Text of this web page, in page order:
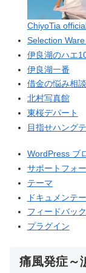
ChiyoTia
Selection
伊良湖のハエ
伊良湖一番
借金の悩み相
北村写真館
東桜デパート
目指せハングテ
WordPress ブ
サポートフォ
テーマ
ドキュメンテ
フィードバック
プラグイン
痛風発症～